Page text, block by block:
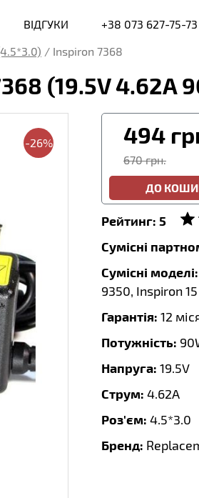
ВІДГУКИ +38 073 627-75-73
/ Inspiron 7368
(19.5V 4.62A
-26% 494
670 грн.
ДО
Рейтинг: 5
Сумісні
Сумісні моделі:
9350, Inspiron
Гарантія: 12
Потужність:
Напруга: 19.5V
Струм: 4.62A
Роз'єм: 4.5*3.0
Бренд: